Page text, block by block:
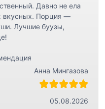
Давно не ела
вкусных. Порция —
Лучшие буузы,
Анна Мингазова
05.08.2026